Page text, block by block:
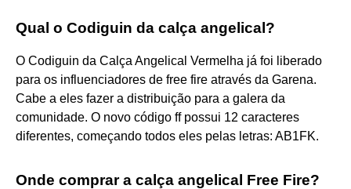
Qual o Codiguin da calça angelical?
O Codiguin da Calça Angelical Vermelha já foi liberado
para os influenciadores de free fire através da Garena.
Cabe a eles fazer a distribuição para a galera da
comunidade. O novo código ff possui 12 caracteres
diferentes, começando todos eles pelas letras: AB1FK.
Onde comprar a calça angelical Free Fire?